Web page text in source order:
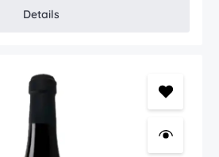
Und Orte des Genusses. Im Ausland
mit spürbarer Restsüße. Hochwertiger
di Castelvetro DOC ZanasiCastelnuovo
Auszeichnungen
Sparkling wine world championships:
Gaillard: 88 Punkte Wine Enthusiast:
- Cremant - Sekt - Prosecco)
Details